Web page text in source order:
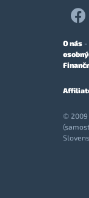
O nás -
© 2009